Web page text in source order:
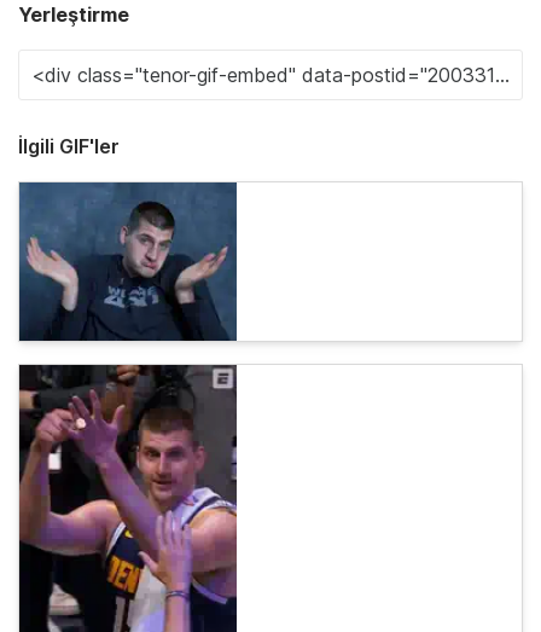
Yerleştirme
İlgili GIF'ler